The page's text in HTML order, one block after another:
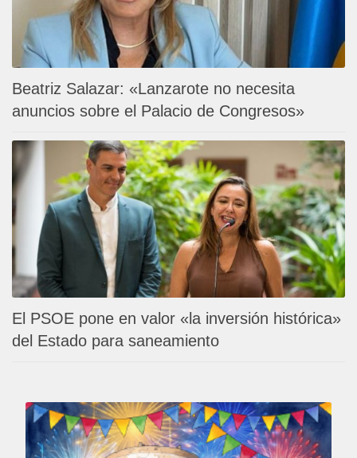
Beatriz Salazar: «Lanzarote no necesita
anuncios sobre el Palacio de Congresos»
El PSOE pone en valor «la inversión histórica»
del Estado para saneamiento